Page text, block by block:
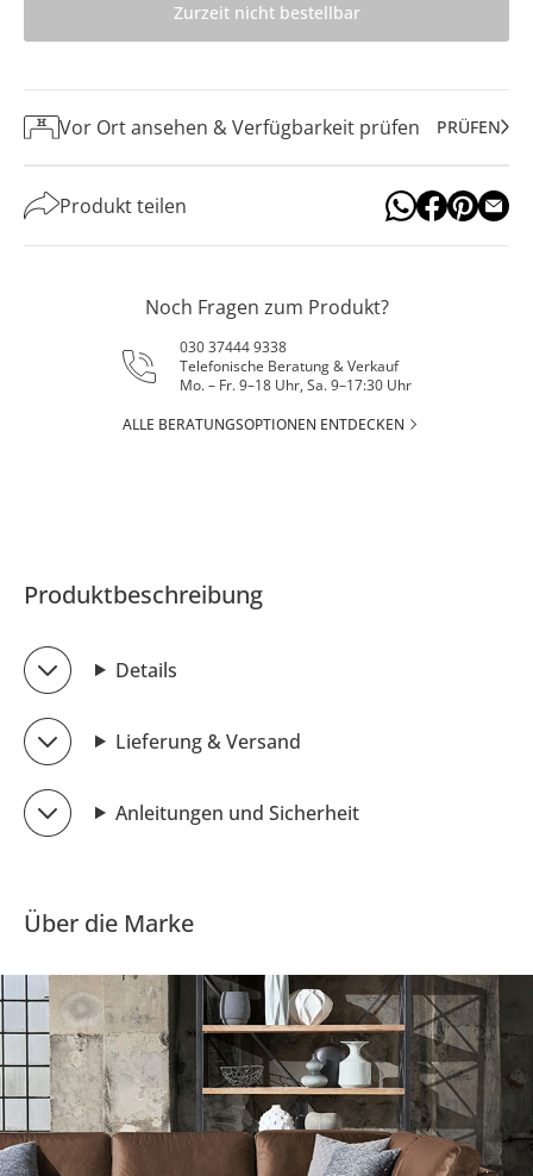
Zurzeit nicht bestellbar
Vor Ort ansehen & Verfügbarkeit prüfen PRÜFEN
Produkt teilen
Noch Fragen zum Produkt?
030 37444 9338
Telefonische Beratung & Verkauf
Mo. – Fr. 9–18 Uhr, Sa. 9–17:30 Uhr
ALLE BERATUNGSOPTIONEN ENTDECKEN
Produktbeschreibung
Details
Lieferung & Versand
Anleitungen und Sicherheit
Über die Marke